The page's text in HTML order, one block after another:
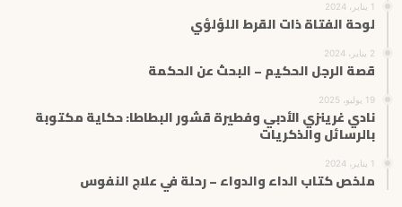
1 يناير، 2024
لوحة الفتاة ذات القرط اللؤلؤي
2 يناير، 2024
قصة الرجل الحكيم – البحث عن الحكمة
19 يوليو، 2025
نادي غرينزي الأدبي وفطيرة قشور البطاطا: حكاية مكتوبة
بالرسائل والذكريات
1 يناير، 2024
ملخص كتاب الداء والدواء – رحلة في علاج النفوس